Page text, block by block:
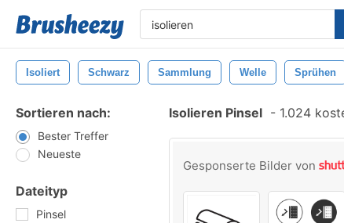
Isoliert Schwarz Sammlung Welle Sprühen
Sortieren nach:
Bester Treffer
Neueste
Dateityp
Pinsel
Isolieren Pinsel - 1.024
Gesponserte Bilder von